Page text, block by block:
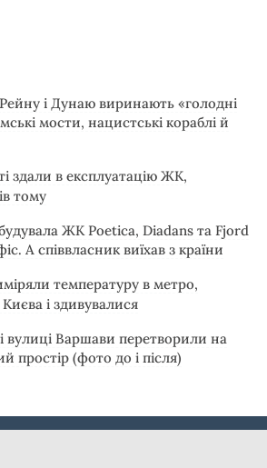
і Дунаю виринають «голодні
мости, нацистські кораблі й
здали в експлуатацію ЖК,
тому
ЖК Poetica, Diadans та Fjord
А співвласник виїхав з країни
температуру в метро,
і здивувалися
вулиці Варшави перетворили на
простір (фото до і після)